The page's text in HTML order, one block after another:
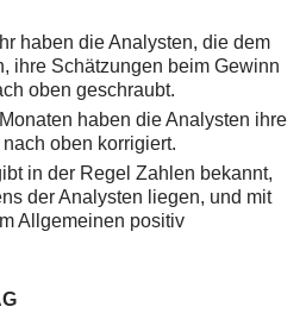
haben die Analysten, die dem
ihre Schätzungen beim Gewinn
oben geschraubt.
haben die Analysten ihre
oben korrigiert.
in der Regel Zahlen bekannt,
der Analysten liegen, und mit
Allgemeinen positiv